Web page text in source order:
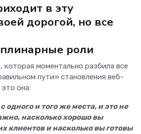
в эту
дорогой, но все
роли
которая моментально разбила все
пути» становления веб-
она:
одного и того же места, и это не
насколько хорошо вы
клиентов и насколько вы готовы